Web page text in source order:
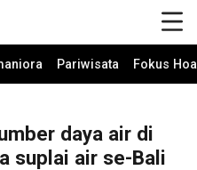
Pariwisata Fokus
daya air di
suplai air se-Bali